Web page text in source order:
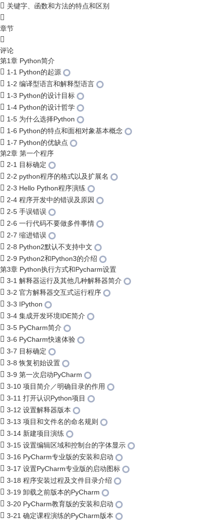
关键字、函数和方法的特点和区别
章节
评论
第1章 Python简介
1-1 Python的起源
1-2 编译型语言和解释型语言
1-3 Python的设计目标
1-4 Python的设计哲学
1-5 为什么选择Python
1-6 Python的特点和面相对象基本概念
1-7 Python的优缺点
第2章 第一个程序
2-1 目标确定
2-2 python程序的格式以及扩展名
2-3 Hello Python程序演练
2-4 程序开发中的错误及原因
2-5 手误错误
2-6 一行代码不要做多件事情
2-7 缩进错误
2-8 Python2默认不支持中文
2-9 Python2和Python3的介绍
第3章 Python执行方式和Pycharm设置
3-1 解释器运行及其他几种解释器简介
3-2 官方解释器交互式运行程序
3-3 IPython
3-4 集成开发环境IDE简介
3-5 PyCharm简介
3-6 PyCharm快速体验
3-7 目标确定
3-8 恢复初始设置
3-9 第一次启动PyCharm
3-10 项目简介／明确目录的作用
3-11 打开认识Python项目
3-12 设置解释器版本
3-13 项目和文件名的命名规则
3-14 新建项目演练
3-15 设置编辑区域和控制台的字体显示
3-16 PyCharm专业版的安装和启动
3-17 设置PyCharm专业版的启动图标
3-18 程序安装过程及文件目录介绍
3-19 卸载之前版本的PyCharm
3-20 PyCharm教育版的安装和启动
3-21 确定课程演练的PyCharm版本